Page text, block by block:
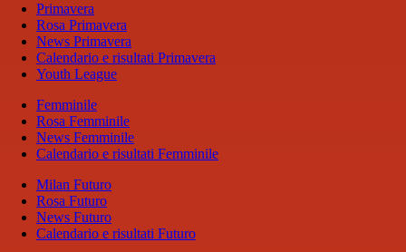
Primavera
Rosa Primavera
News Primavera
Calendario e risultati Primavera
Youth League
Femminile
Rosa Femminile
News Femminile
Calendario e risultati Femminile
Milan Futuro
Rosa Futuro
News Futuro
Calendario e risultati Futuro